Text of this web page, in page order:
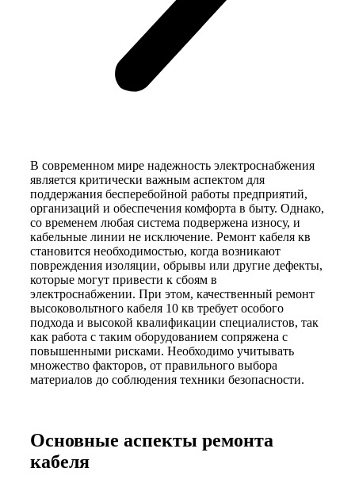
В современном мире надежность электроснабжения
является критически важным аспектом для
поддержания бесперебойной работы предприятий,
организаций и обеспечения комфорта в быту. Однако,
со временем любая система подвержена износу, и
кабельные линии не исключение. Ремонт кабеля кв
становится необходимостью, когда возникают
повреждения изоляции, обрывы или другие дефекты,
которые могут привести к сбоям в
электроснабжении. При этом, качественный ремонт
высоковольтного кабеля 10 кв требует особого
подхода и высокой квалификации специалистов, так
как работа с таким оборудованием сопряжена с
повышенными рисками. Необходимо учитывать
множество факторов, от правильного выбора
материалов до соблюдения техники безопасности.
Основные аспекты ремонта
кабеля